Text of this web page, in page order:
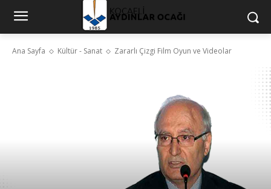
Ana Sayfa Kültür - Sanat Zararlı Çizgi Film Oyun ve Videolar